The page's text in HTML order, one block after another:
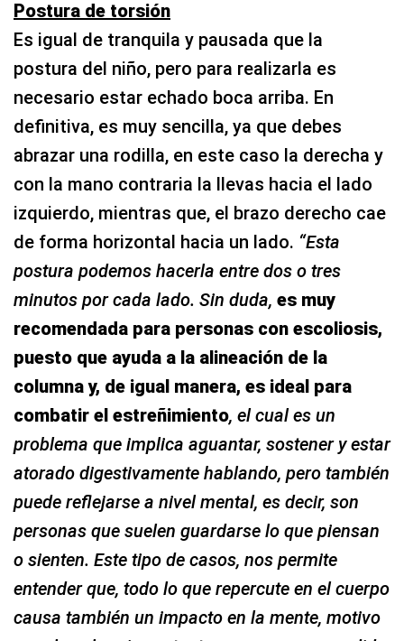
necesario estar echado boca arriba. En
definitiva, es muy sencilla, ya que debes
abrazar una rodilla, en este caso la derecha y
con la mano contraria la llevas hacia el lado
izquierdo, mientras que, el brazo derecho cae
de forma horizontal hacia un lado. “Esta
postura podemos hacerla entre dos o tres
minutos por cada lado. Sin duda,es muy
recomendada para personas con escoliosis,
puesto que ayuda a la alineación de la
columna y, de igual manera, es ideal para
combatir el estreñimiento, el cual es un
problema que implica aguantar, sostener y estar
atorado digestivamente hablando, pero también
puede reflejarse a nivel mental, es decir, son
personas que suelen guardarse lo que piensan
o sienten. Este tipo de casos, nos permite
entender que, todo lo que repercute en el cuerpo
causa también un impacto en la mente, motivo
por el cual, es importante que sea comprendido
como un todo”, precisó.